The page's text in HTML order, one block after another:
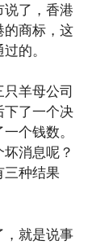
说了，香港
的商标，这
的。
羊母公司
下了一个决
个钱数。
消息呢？
三种结果
，就是说事